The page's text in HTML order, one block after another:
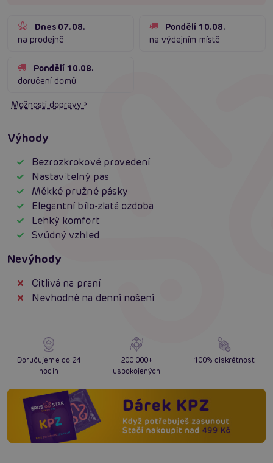
Dnes 07.08.
na prodejně
Pondělí 10.08.
na výdejním místě
Pondělí 10.08.
doručení domů
Možnosti dopravy
Výhody
Bezrozkrokové provedení
Nastavitelný pas
Měkké pružné pásky
Elegantní bílo-zlatá ozdoba
Lehký komfort
Svůdný vzhled
Nevýhody
Citlivá na praní
Nevhodné na denní nošení
Doručujeme do 24
hodin
200 000+
uspokojených
100% diskrétnost